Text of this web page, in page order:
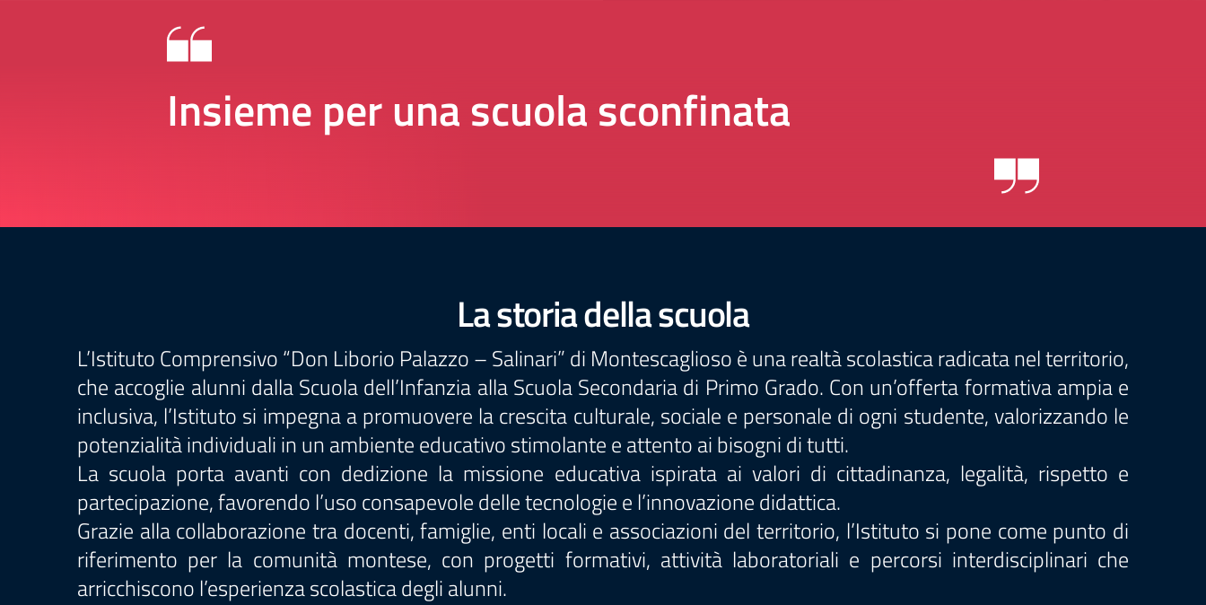
Insieme per una scuola sconfinata
La storia della scuola
L’Istituto Comprensivo “Don Liborio Palazzo – Salinari” di Montescaglioso è una realtà scolastica radicata nel territorio,
che accoglie alunni dalla Scuola dell’Infanzia alla Scuola Secondaria di Primo Grado. Con un’offerta formativa ampia e
inclusiva, l’Istituto si impegna a promuovere la crescita culturale, sociale e personale di ogni studente, valorizzando le
potenzialità individuali in un ambiente educativo stimolante e attento ai bisogni di tutti.
La scuola porta avanti con dedizione la missione educativa ispirata ai valori di cittadinanza, legalità, rispetto e
partecipazione, favorendo l’uso consapevole delle tecnologie e l’innovazione didattica.
Grazie alla collaborazione tra docenti, famiglie, enti locali e associazioni del territorio, l’Istituto si pone come punto di
riferimento per la comunità montese, con progetti formativi, attività laboratoriali e percorsi interdisciplinari che
arricchiscono l’esperienza scolastica degli alunni.